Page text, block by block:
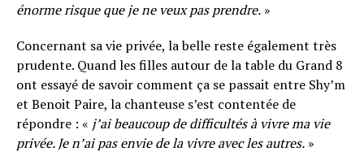
énorme risque que je ne veux pas prendre. »
Concernant sa vie privée, la belle reste également très
prudente. Quand les filles autour de la table du Grand 8
ont essayé de savoir comment ça se passait entre Shy’m
et Benoit Paire, la chanteuse s’est contentée de
répondre : « j’ai beaucoup de difficultés à vivre ma vie
privée. Je n’ai pas envie de la vivre avec les autres. »